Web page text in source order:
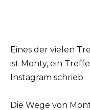
Eines der vielen
ist Monty, ein
Instagram schrieb.
Die Wege von